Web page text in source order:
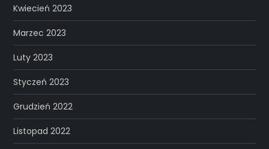
Kwiecień 2023
Marzec 2023
Luty 2023
Styczeń 2023
Grudzień 2022
Listopad 2022